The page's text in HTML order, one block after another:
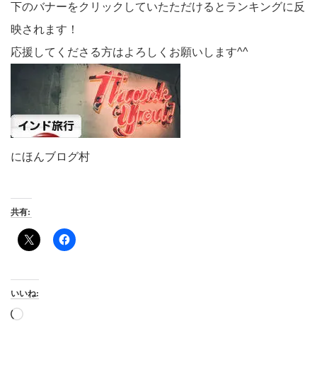
下のバナーをクリックしていたただけるとランキングに反
映されます！
応援してくださる方はよろしくお願いします^^
にほんブログ村
共有:
いいね:
読